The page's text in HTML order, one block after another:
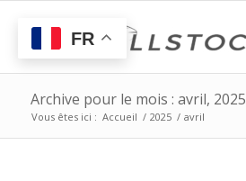
Archive pour le mois : avril, 2025
Vous êtes ici : Accueil / 2025 / avril
FR